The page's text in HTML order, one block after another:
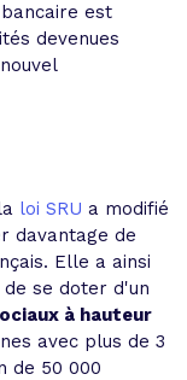
est
devenues
loi SRU a modifié
davantage de
Elle a ainsi
se doter d'un
à hauteur
avec plus de 3
de 50 000